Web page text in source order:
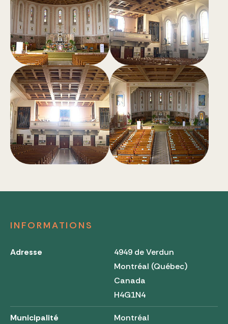
INFORMATIONS
Adresse
4949 de Verdun
Montréal (Québec)
Canada
H4G1N4
Municipalité Montréal